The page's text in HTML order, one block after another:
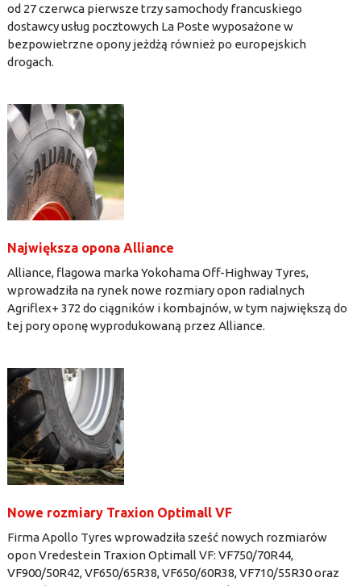
od 27 czerwca pierwsze trzy samochody francuskiego
dostawcy usług pocztowych La Poste wyposażone w
bezpowietrzne opony jeżdżą również po europejskich
drogach.
Największa opona Alliance
Alliance, flagowa marka Yokohama Off-Highway Tyres,
wprowadziła na rynek nowe rozmiary opon radialnych
Agriflex+ 372 do ciągników i kombajnów, w tym największą do
tej pory oponę wyprodukowaną przez Alliance.
Nowe rozmiary Traxion Optimall VF
Firma Apollo Tyres wprowadziła sześć nowych rozmiarów
opon Vredestein Traxion Optimall VF: VF750/70R44,
VF900/50R42, VF650/65R38, VF650/60R38, VF710/55R30 oraz